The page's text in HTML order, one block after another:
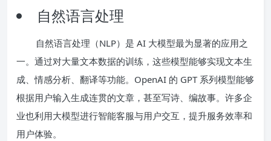
自然语言处理
自然语言处理（NLP）是 AI 大模型最为显著的应用之
一。通过对大量文本数据的训练，这些模型能够实现文本生
成、情感分析、翻译等功能。OpenAI 的 GPT 系列模型能够
根据用户输入生成连贯的文章，甚至写诗、编故事。许多企
业也利用大模型进行智能客服与用户交互，提升服务效率和
用户体验。